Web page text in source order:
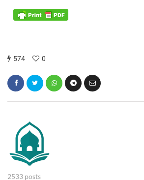
574 0
2533 posts